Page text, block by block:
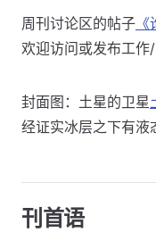
周刊讨论区的帖子
欢迎访问或发布工作/
封面图：土星的卫星
经证实冰层之下有液
刊首语